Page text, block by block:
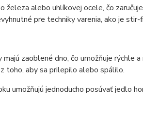
železa alebo uhlíkovej ocele, čo
pre techniky varenia, ako je
zaoblené dno, čo umožňuje rýchle
toho, aby sa prilepilo alebo spálilo.
umožňujú jednoducho posúvať jedlo